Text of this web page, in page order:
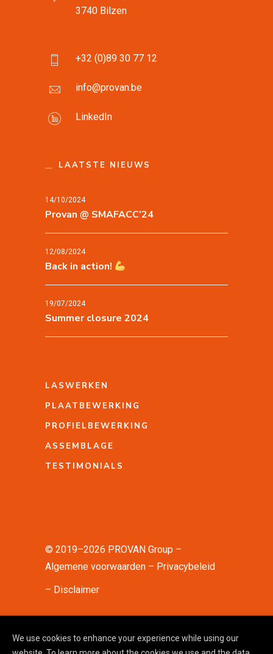
3740 Bilzen
+32 (0)89 30 77 12
info@provan.be
LinkedIn
LAATSTE NIEUWS
Provan @ SMAFACC’24
14/10/2024
Back in action!
12/08/2024
Summer closure 2024
19/07/2024
LASWERKEN
PLAATBEWERKING
PROFIELBEWERKING
ASSEMBLAGE
TESTIMONIALS
© 2019–2026 PROVAN Group –
Algemene voorwaarden
Privacybeleid
Disclaimer
We use cookies to enhance your experience while using our